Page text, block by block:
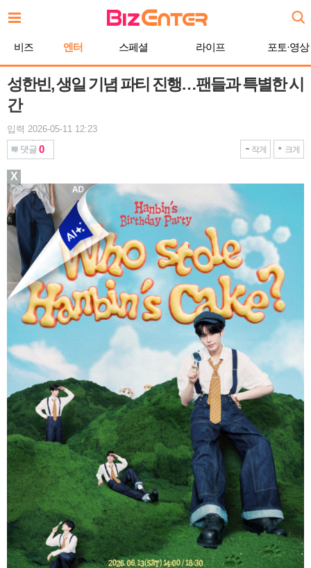
문
비즈 엔터 스페셜 라이프 포토·영상
성한빈, 생일 기념 파티 진행…팬들과 특별한 시
간
입력 2026-05-11 12:23
댓글 0 작게 크게
X